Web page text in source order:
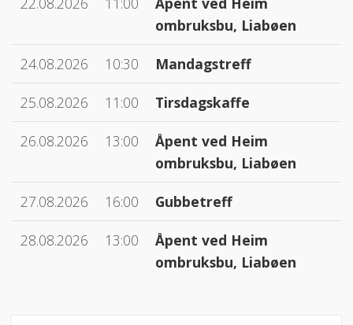
ombruksbu, Liabøen
24.08.2026 10:30 Mandagstreff
25.08.2026 11:00 Tirsdagskaffe
26.08.2026 13:00
Åpent ved Heim
ombruksbu, Liabøen
27.08.2026 16:00 Gubbetreff
28.08.2026 13:00
Åpent ved Heim
ombruksbu, Liabøen